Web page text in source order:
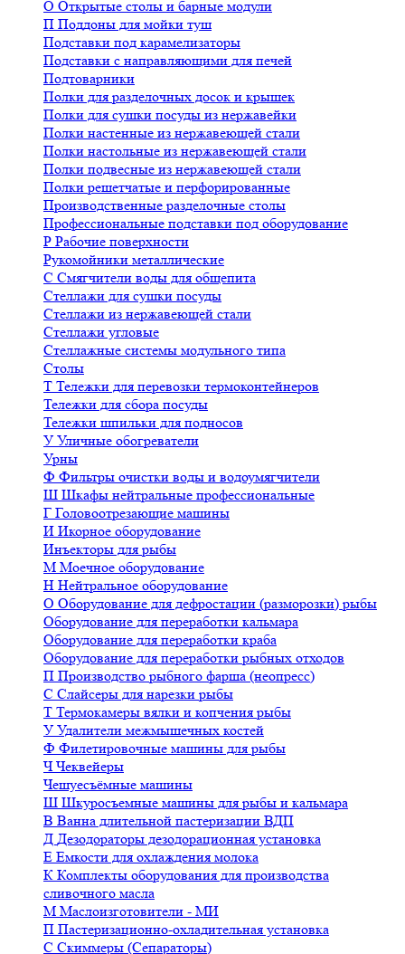
О Открытые столы и барные модули
П Поддоны для мойки туш
Подставки под карамелизаторы
Подставки с направляющими для печей
Подтоварники
Полки для разделочных досок и крышек
Полки для сушки посуды из нержавейки
Полки настенные из нержавеющей стали
Полки настольные из нержавеющей стали
Полки подвесные из нержавеющей стали
Полки решетчатые и перфорированные
Производственные разделочные столы
Профессиональные подставки под оборудование
Р Рабочие поверхности
Рукомойники металлические
С Смягчители воды для общепита
Стеллажи для сушки посуды
Стеллажи из нержавеющей стали
Стеллажи угловые
Стеллажные системы модульного типа
Столы
Т Тележки для перевозки термоконтейнеров
Тележки для сбора посуды
Тележки шпильки для подносов
У Уличные обогреватели
Урны
Ф Фильтры очистки воды и водоумягчители
Ш Шкафы нейтральные профессиональные
Г Головоотрезающие машины
И Икорное оборудование
Инъекторы для рыбы
М Моечное оборудование
Н Нейтральное оборудование
О Оборудование для дефростации (разморозки) рыбы
Оборудование для переработки кальмара
Оборудование для переработки краба
Оборудование для переработки рыбных отходов
П Производство рыбного фарша (неопресс)
С Слайсеры для нарезки рыбы
Т Термокамеры вялки и копчения рыбы
У Удалители межмышечных костей
Ф Филетировочные машины для рыбы
ЧЧеквейеры
Чешуесъёмные машины
Ш Шкуросъемные машины для рыбы и кальмара
В Ванна длительной пастеризации ВДП
Д Дезодораторы дезодорационная установка
Е Емкости для охлаждения молока
К Комплекты оборудования для производства
сливочного масла
М Маслоизготовители - МИ
П Пастеризационно-охладительная установка
С Скиммеры (Сепараторы)